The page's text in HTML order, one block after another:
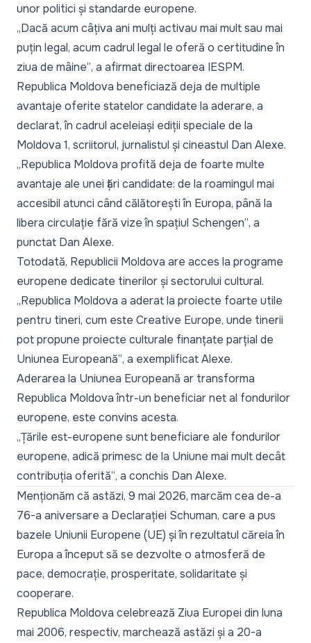
unor politici și standarde europene.
„Dacă acum câțiva ani mulți activau mai mult sau mai
puțin legal, acum cadrul legal le oferă o certitudine în
ziua de mâine”, a afirmat directoarea IESPM.
Republica Moldova beneficiază deja de multiple
avantaje oferite statelor candidate la aderare, a
declarat, în cadrul aceleiași ediții speciale de la
Moldova 1, scriitorul, jurnalistul și cineastul Dan Alexe.
„Republica Moldova profită deja de foarte multe
avantaje ale unei țări candidate: de la roamingul mai
accesibil atunci când călătorești în Europa, până la
libera circulație fără vize în spațiul Schengen”, a
punctat Dan Alexe.
Totodată, Republicii Moldova are acces la programe
europene dedicate tinerilor și sectorului cultural.
„Republica Moldova a aderat la proiecte foarte utile
pentru tineri, cum este Creative Europe, unde tinerii
pot propune proiecte culturale finanțate parțial de
Uniunea Europeană”, a exemplificat Alexe.
Aderarea la Uniunea Europeană ar transforma
Republica Moldova într-un beneficiar net al fondurilor
europene, este convins acesta.
„Țările est-europene sunt beneficiare ale fondurilor
europene, adică primesc de la Uniune mai mult decât
contribuția oferită”, a conchis Dan Alexe.
Menționăm că astăzi, 9 mai 2026, marcăm cea de-a
76-a aniversare a Declarației Schuman, care a pus
bazele Uniunii Europene (UE) și în rezultatul căreia în
Europa a început să se dezvolte o atmosferă de
pace, democrație, prosperitate, solidaritate și
cooperare.
Republica Moldova celebrează Ziua Europei din luna
mai 2006, respectiv, marchează astăzi și a 20-a